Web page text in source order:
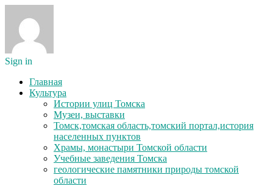
Sign in
Главная
Культура
Истории улиц Томска
Музеи, выставки
Томск,томская область,томский портал,история
населенных пунктов
Храмы, монастыри Томской области
Учебные заведения Томска
геологические памятники природы томской
области